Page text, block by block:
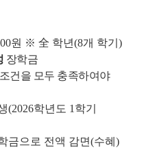
원 ※ 全 학년(8개 학기)
장학금
건을 모두 충족하여야
(2026학년도 1학기
금으로 전액 감면(수혜)